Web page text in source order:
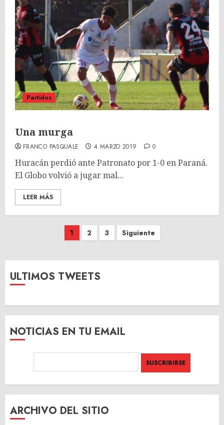
Partidos
Una murga
FRANCO PASQUALE 4 MARZO 2019 0
Huracán perdió ante Patronato por 1-0 en Paraná.
El Globo volvió a jugar mal...
LEER MÁS
entradas
1 2 3 Siguiente
ULTIMOS TWEETS
NOTICIAS EN TU EMAIL
ARCHIVO DEL SITIO